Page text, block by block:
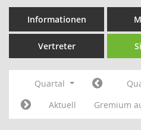
Informationen
Vertreter
Quartal
Aktuell
Gremium